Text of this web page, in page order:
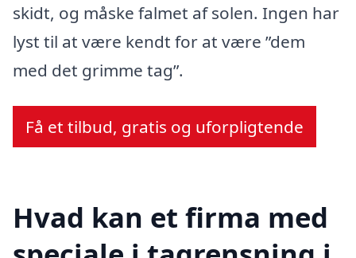
skidt, og måske falmet af solen. Ingen har
lyst til at være kendt for at være ”dem
med det grimme tag”.
Få et tilbud, gratis og uforpligtende
Hvad kan et firma med